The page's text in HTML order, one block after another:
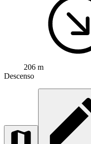
206 m
Descenso